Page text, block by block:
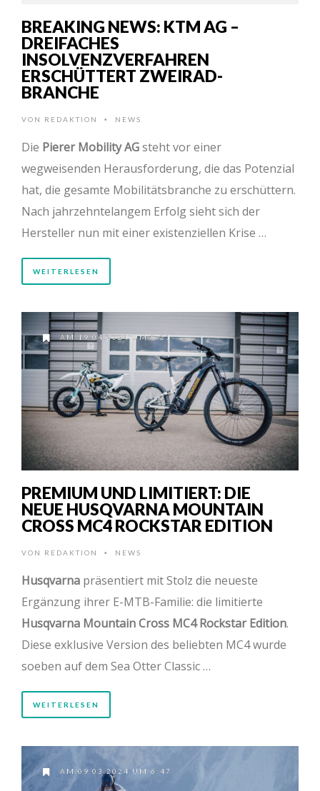
BREAKING NEWS: KTM AG –
DREIFACHES
INSOLVENZVERFAHREN
ERSCHÜTTERT ZWEIRAD-
BRANCHE
VON REDAKTION • NEWS
Die Pierer Mobility AGsteht vor einer
wegweisenden Herausforderung, die das Potenzial
hat, die gesamte Mobilitätsbranche zu erschüttern.
Nach jahrzehntelangem Erfolg sieht sich der
Hersteller nun mit einer existenziellen Krise …
WEITERLESEN
AM 19.04.2024 UM 8:21
PREMIUM UND LIMITIERT: DIE
NEUE HUSQVARNA MOUNTAIN
CROSS MC4 ROCKSTAR EDITION
VON REDAKTION • NEWS
Husqvarna präsentiert mit Stolz die neueste
Ergänzung ihrer E-MTB-Familie: die limitierte
Husqvarna Mountain Cross MC4 Rockstar Edition.
Diese exklusive Version des beliebten MC4 wurde
soeben auf dem Sea Otter Classic …
WEITERLESEN
AM 09.03.2024 UM 6:47